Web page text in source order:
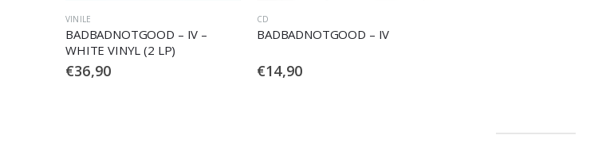
VINILE
BADBADNOTGOOD – IV –
WHITE VINYL (2 LP)
€36,90
CD
BADBADNOTGOOD – IV
€14,90